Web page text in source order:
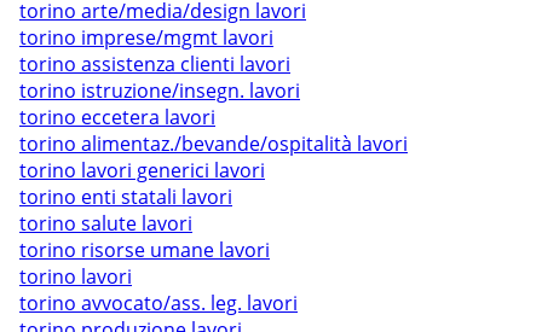
torino arte/media/design lavori
torino imprese/mgmt lavori
torino assistenza clienti lavori
torino istruzione/insegn. lavori
torino eccetera lavori
torino alimentaz./bevande/ospitalità lavori
torino lavori generici lavori
torino enti statali lavori
torino salute lavori
torino risorse umane lavori
torino lavori
torino avvocato/ass. leg. lavori